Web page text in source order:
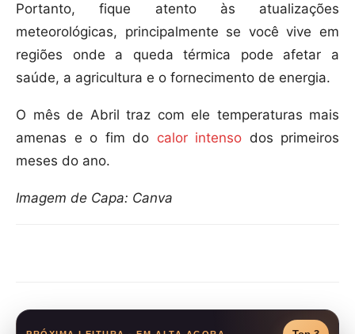
Portanto, fique atento às atualizações
meteorológicas, principalmente se você vive em
regiões onde a queda térmica pode afetar a
saúde, a agricultura e o fornecimento de energia.
O mês de Abril traz com ele temperaturas mais
amenas e o fim do calor intenso dos primeiros
meses do ano.
Imagem de Capa: Canva